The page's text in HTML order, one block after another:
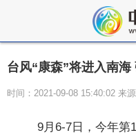
台风“康森”将进入南海
时间：2021-09-08 15:40:02 来
9月6-7日，今年第